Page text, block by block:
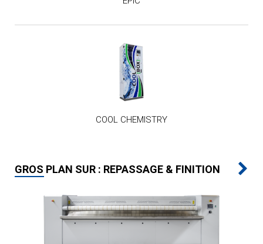
COOL CHEMISTRY
GROS PLAN SUR : REPASSAGE & FINITION